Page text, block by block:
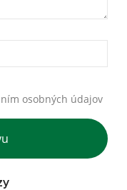
osobných údajov